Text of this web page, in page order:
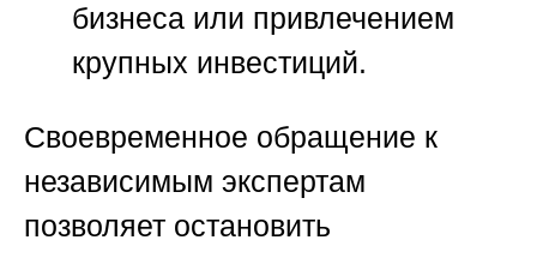
бизнеса или привлечением
крупных инвестиций.
Своевременное обращение к
независимым экспертам
позволяет остановить